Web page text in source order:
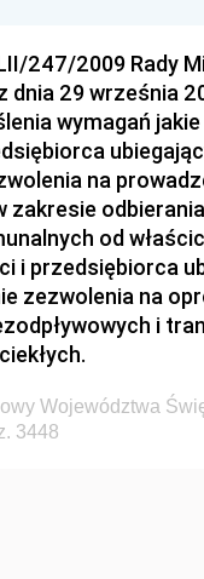
Ministerstwa
Ministerstwa
Ministerstwa
Żywnościowej
Ministra Spraw
Ministra
Morskiej
Ministra
Głównego
247/2009 Rady
dnia 29 września
wymagań
na
zakresie odbierania
od
i przedsiębiorca
zezwolenia na
i
Województwa
3448